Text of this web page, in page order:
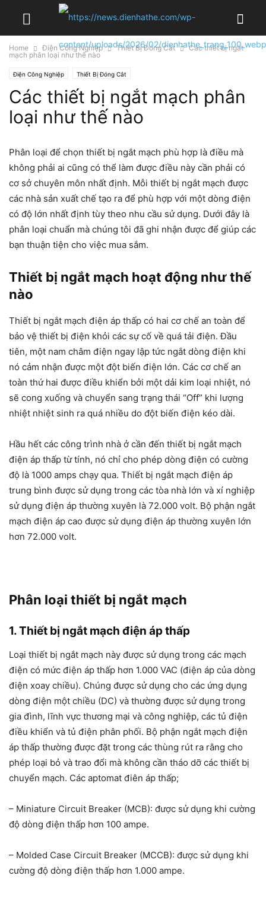
Home Điện Công Nghiệp Thiết Bị Đóng Cắt
Các thiết bị ngắt
mạch phân loại như thế nào
Điện Công Nghiệp Thiết Bị Đóng Cắt
Các thiết bị ngắt mạch phân
loại như thế nào
Phân loại để chọn thiết bị ngắt mạch phù hợp là điều mà
không phải ai cũng có thể làm được điều này cần phải có
cơ sở chuyên môn nhất định. Mỗi thiết bị ngắt mạch được
các nhà sản xuất chế tạo ra để phù hợp với một dòng điện
có độ lớn nhất định tùy theo nhu cầu sử dụng. Dưới đây là
phân loại chuẩn mà chúng tôi đã ghi nhận được để giúp các
bạn thuận tiện cho việc mua sắm.
Thiết bị ngắt mạch hoạt động như thế
nào
Thiết bị ngắt mạch điện áp thấp có hai cơ chế an toàn để
bảo vệ thiết bị điện khỏi các sự cố về quá tải điện. Đầu
tiên, một nam châm điện ngay lập tức ngắt dòng điện khi
nó cảm nhận được một đột biến điện lớn. Các cơ chế an
toàn thứ hai được điều khiển bởi một dải kim loại nhiệt, nó
sẽ cong xuống và chuyển sang trạng thái “Off” khi lượng
nhiệt nhiệt sinh ra quá nhiều do đột biến điện kéo dài.
Hầu hết các công trình nhà ở cần đến thiết bị ngắt mạch
điện áp thấp từ tính, nó chỉ cho phép dòng điện có cường
độ là 1000 amps chạy qua. Thiết bị ngắt mạch điện áp
trung bình được sử dụng trong các tòa nhà lớn và xí nghiệp
sử dụng điện áp thường xuyên là 72.000 volt. Bộ phận ngắt
mạch điện áp cao được sử dụng điện áp thường xuyên lớn
hơn 72.000 volt.
Phân loại thiết bị ngắt mạch
1. Thiết bị ngắt mạch điện áp thấp
Loại thiết bị ngắt mạch này được sử dụng trong các mạch
điện có mức điện áp thấp hơn 1.000 VAC (điện áp của dòng
điện xoay chiều). Chúng được sử dụng cho các ứng dụng
dòng điện một chiều (DC) và thường được sử dụng trong
gia đình, lĩnh vực thương mại và công nghiệp, các tủ điện
điều khiển và tủ điện phân phối. Bộ phận ngắt mạch điện
áp thấp thường được đặt trong các thùng rút ra rằng cho
phép loại bỏ và trao đổi mà không cần tháo dỡ các thiết bị
chuyển mạch. Các aptomat điên áp thấp;
– Miniature Circuit Breaker (MCB): được sử dụng khi cường
độ dòng điện thấp hơn 100 ampe.
– Molded Case Circuit Breaker (MCCB): được sử dụng khi
cường độ dòng điện thấp hơn 1.000 ampe.